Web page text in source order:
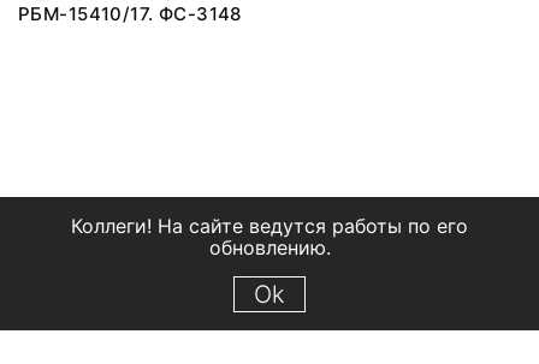
РБМ-15410/17. ФС-3148
Коллеги! На сайте ведутся работы по его
обновлению.
Ok